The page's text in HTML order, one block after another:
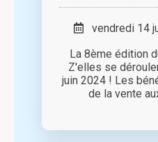
vendredi 14
La 8ème édition
Z'elles se
juin 2024 ! Les
de la vente